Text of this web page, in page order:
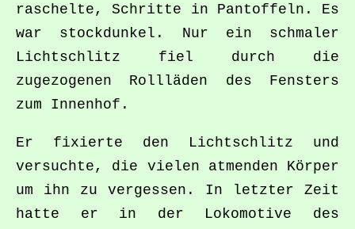
raschelte, Schritte in Pantoffeln. Es
war stockdunkel. Nur ein schmaler
Lichtschlitz fiel durch die
zugezogenen Rollläden des Fensters
zum Innenhof.
Er fixierte den Lichtschlitz und
versuchte, die vielen atmenden Körper
um ihn zu vergessen. In letzter Zeit
hatte er in der Lokomotive des